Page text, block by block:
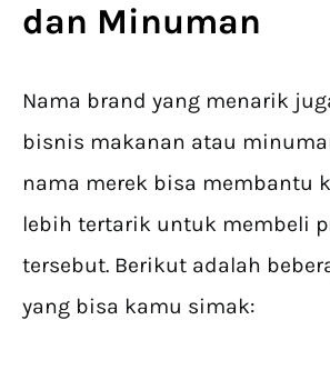
dan Minuman
Nama brand yang menarik
bisnis makanan atau
nama merek bisa membantu
lebih tertarik untuk membeli
tersebut. Berikut adalah
yang bisa kamu simak: